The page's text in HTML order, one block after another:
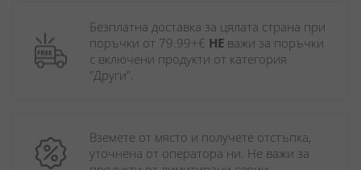
Безплатна доставка за цялата страна при
поръчки от 79.99+€ НЕ важи за поръчки
с включени продукти от категория
"Други".
Вземете от място и получете отстъпка,
уточнена от оператора ни. Не важи за